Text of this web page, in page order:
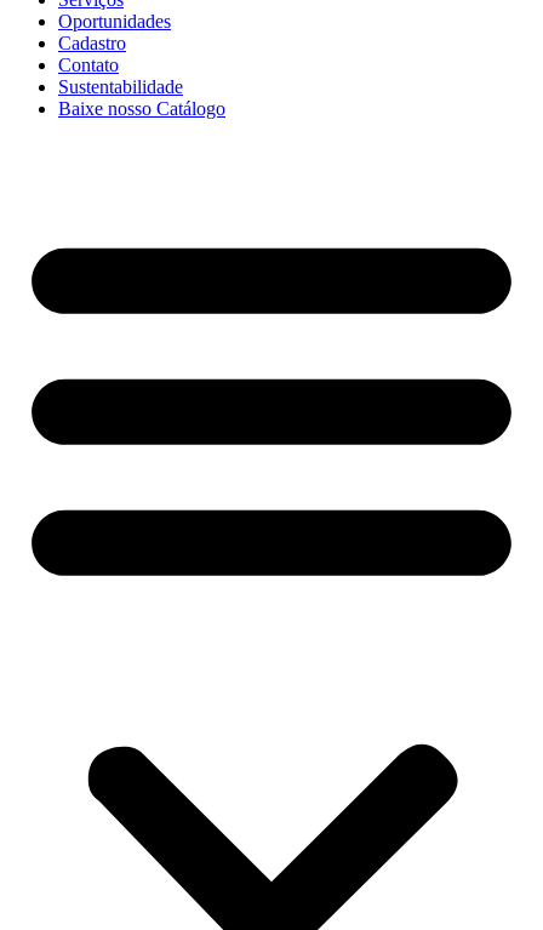
Oportunidades
Cadastro
Contato
Sustentabilidade
Baixe nosso Catálogo